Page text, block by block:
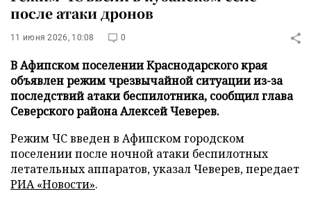
после атаки дронов
11 июня 2026, 10:08 0
В Афипском поселении Краснодарского края
объявлен режим чрезвычайной ситуации из-за
последствий атаки беспилотника, сообщил глава
Северского района Алексей Чеверев.
Режим ЧС введен в Афипском городском
поселении после ночной атаки беспилотных
летательных аппаратов, указал Чеверев, передает
РИА «Новости».